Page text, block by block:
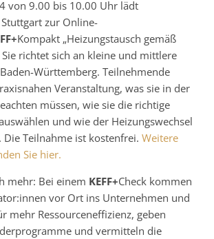
von 9.00 bis 10.00 Uhr lädt
Stuttgart zur Online-
Kompakt „Heizungstausch gemäß
Sie richtet sich an kleine und mittlere
Württemberg. Teilnehmende
Veranstaltung, was sie in der
müssen, wie sie die richtige
und wie der Heizungswechsel
Teilnahme ist kostenfrei. Weitere
Sie hier.
mehr: Bei einem KEFF+Check kommen
vor Ort ins Unternehmen und
mehr Ressourceneffizienz, geben
und vermitteln die